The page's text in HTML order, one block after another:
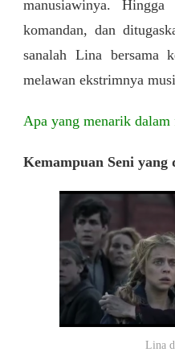
manusiawinya.
komandan, dan
sanalah Lina bersama
melawan ekstrimnya
Apa yang menarik
Kemampuan Seni
Lina